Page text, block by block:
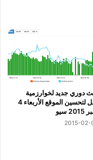
دوري جديد لخوارزمية
جوجل لتحسين الموقع الأربعاء 4
سيو
2015-02-